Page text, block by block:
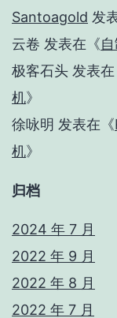
Santoagold 发
云卷 发表在《
极客石头 发表在
机》
徐咏明 发表在《
机》
归档
2024 年 7 月
2022 年 9 月
2022 年 8 月
2022 年 7 月